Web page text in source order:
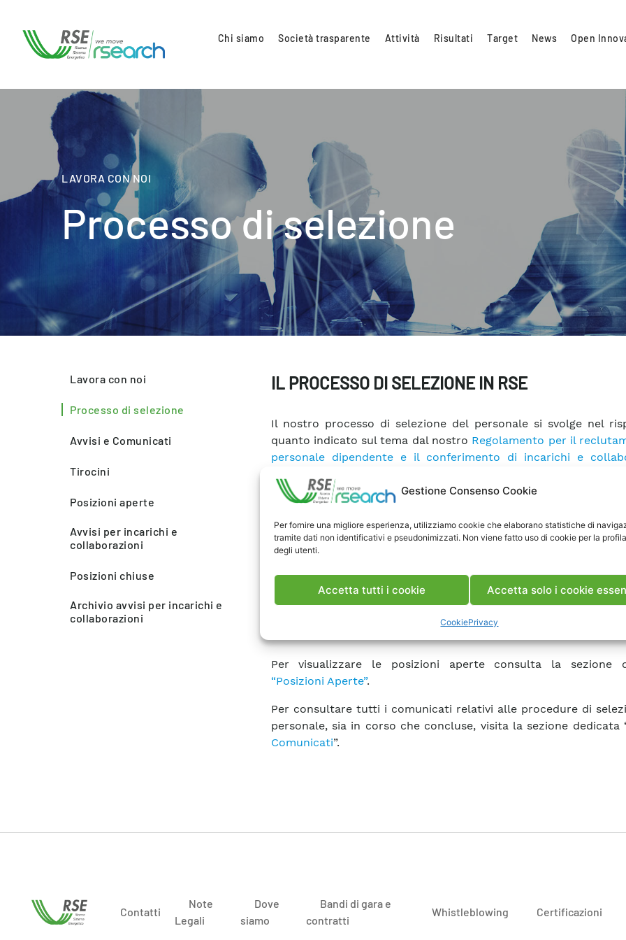
Gestione Consenso Cookie
Per fornire una migliore esperienza, utilizziamo cookie che elaborano statistiche di
tramite dati non identificativi e pseudonimizzati. Non viene fatto uso di cookie per la
degli utenti.
Accetta tutti i cookie Accetta solo i cookie
CookiePrivacy
Chi siamo Società trasparente Attività Risultati Target News Open
LAVORA CON NOI
Processo di selezione
Lavora con noi
Processo di selezione
Avvisi e Comunicati
Tirocini
Posizioni aperte
Avvisi per incarichi e
collaborazioni
Posizioni chiuse
Archivio avvisi per incarichi e
collaborazioni
IL PROCESSO DI SELEZIONE IN RSE
Il nostro processo di selezione del personale si svolge nel
quanto indicato sul tema dal nostro Regolamento per il
personale dipendente e il conferimento di incarichi e
relazioni con i collaboratori”; paragrafo 3.2.1 “Selezione del
dalla normativa vigente in materia di divieto di
qualunque categoria.
Al fine di garantire la trasparenza, l’efficienza e
dirigenziale, RSE ha deciso di procedere alla costituzione di un
esperti dal quale attingere per la nomina dei
Commissioni esaminatrici di selezione del personale.
Per visualizzare le posizioni aperte consulta la sezione
“Posizioni Aperte”.
Per consultare tutti i comunicati relativi alle procedure di
personale, sia in corso che concluse, visita la sezione dedicata
Comunicati”.
Contatti
Note
Legali
Dove
siamo
Bandi di gara e
contratti
Whistleblowing Certificazioni